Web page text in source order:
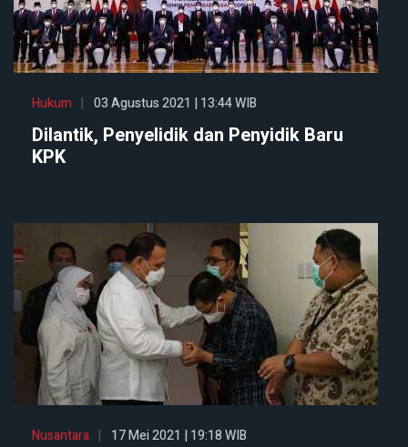
Hukum 03 Agustus 2021 | 13:44 WIB
Dilantik, Penyelidik dan Penyidik Baru
KPK
Nusantara 17 Mei 2021 | 19:18 WIB